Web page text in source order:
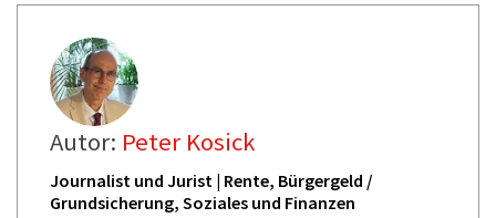
Autor: Peter Kosick
Journalist und Jurist | Rente, Bürgergeld /
Grundsicherung, Soziales und Finanzen